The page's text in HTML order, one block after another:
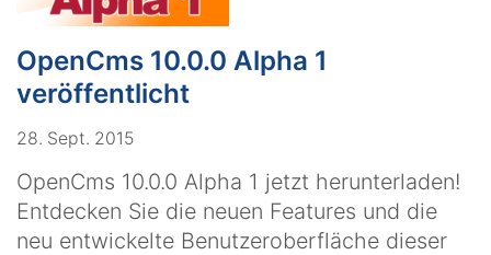
OpenCms 10.0.0 Alpha 1
veröffentlicht
28. Sept. 2015
OpenCms 10.0.0 Alpha 1 jetzt herunterladen!
Entdecken Sie die neuen Features und die
neu entwickelte Benutzeroberfläche dieser